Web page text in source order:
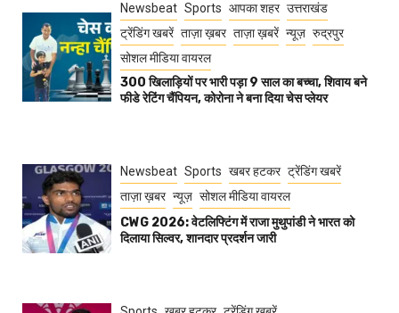
Newsbeat Sports आपका शहर उत्तराखंड
ट्रेंडिंग खबरें ताज़ा ख़बर ताज़ा ख़बरें न्यूज़ रुद्रपुर
सोशल मीडिया वायरल
300 खिलाड़ियों पर भारी पड़ा 9 साल का बच्चा, शिवाय बने
फीडे रेटिंग चैंपियन, कोरोना ने बना दिया चेस प्लेयर
Newsbeat Sports खबर हटकर ट्रेंडिंग खबरें
ताज़ा ख़बर न्यूज़ सोशल मीडिया वायरल
CWG 2026: वेटलिफ्टिंग में राजा मुथुपांडी ने भारत को
दिलाया सिल्वर, शानदार प्रदर्शन जारी